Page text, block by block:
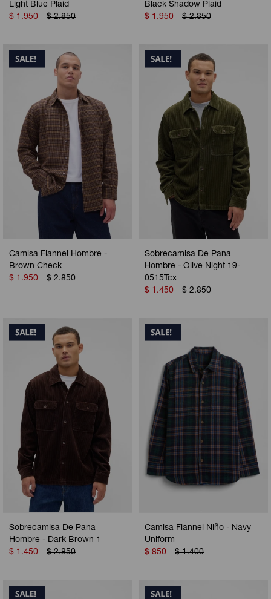
Light Blue Plaid
$ 1.950 $ 2.850
Black Shadow Plaid
$ 1.950 $ 2.850
Camisa Flannel Hombre -
Brown Check
$ 1.950 $ 2.850
Sobrecamisa De Pana
Hombre - Olive Night 19-
0515Tcx
$ 1.450 $ 2.850
Sobrecamisa De Pana
Hombre - Dark Brown 1
$ 1.450 $ 2.850
Camisa Flannel Niño - Navy
Uniform
$ 850 $ 1.400